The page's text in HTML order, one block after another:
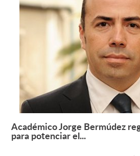
Académico Jorge Bermúdez
para potenciar el...